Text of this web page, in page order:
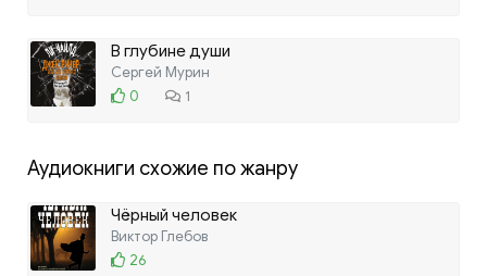
В глубине души
Сергей Мурин
0
1
Аудиокниги схожие по жанру
Чёрный человек
Виктор Глебов
26